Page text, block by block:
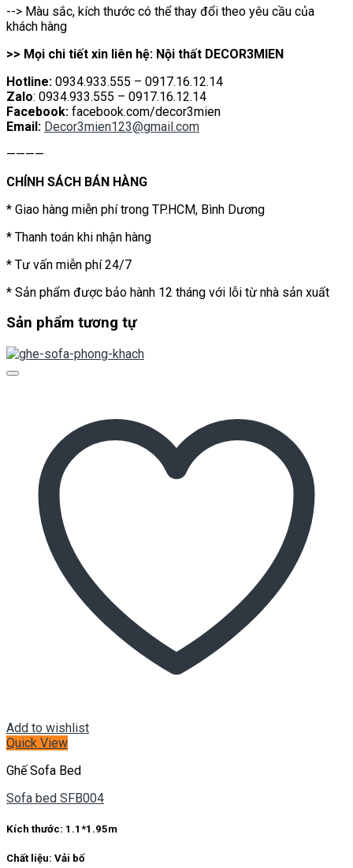
--> Màu sắc, kích thước có thể thay đổi theo yêu cầu của
khách hàng
>> Mọi chi tiết xin liên hệ: Nội thất DECOR3MIEN
Hotline: 0934.933.555 – 0917.16.12.14
Zalo: 0934.933.555 – 0917.16.12.14
Facebook: facebook.com/decor3mien
Email: Decor3mien123@gmail.com
————
CHÍNH SÁCH BÁN HÀNG
* Giao hàng miễn phí trong TP.HCM, Bình Dương
* Thanh toán khi nhận hàng
* Tư vấn miễn phí 24/7
* Sản phẩm được bảo hành 12 tháng với lỗi từ nhà sản xuất
Sản phẩm tương tự
Add to wishlist
Quick View
Ghế Sofa Bed
Sofa bed SFB004
Kích thước: 1.1*1.95m
Chất liệu: Vải bố